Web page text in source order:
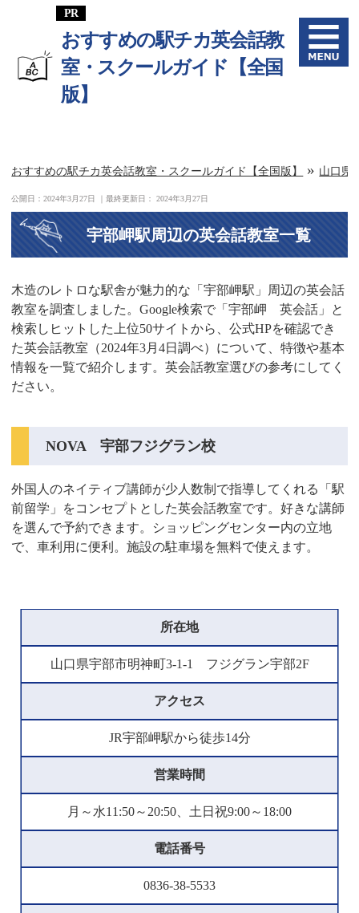
おすすめの駅チカ英会話教
室・スクールガイド【全国
版】
おすすめの駅チカ英会話教室・スクールガイド【全国版】 » 山口県
公開日：2024年3月27日 ｜最終更新日：2024年3月27日
宇部岬駅周辺の英会話教室一覧
木造のレトロな駅舎が魅力的な「宇部岬駅」周辺の英会話
教室を調査しました。Google検索で「宇部岬 英会話」と
検索しヒットした上位50サイトから、公式HPを確認でき
た英会話教室（2024年3月4日調べ）について、特徴や基本
情報を一覧で紹介します。英会話教室選びの参考にしてく
ださい。
NOVA 宇部フジグラン校
外国人のネイティブ講師が少人数制で指導してくれる「駅
前留学」をコンセプトとした英会話教室です。好きな講師
を選んで予約できます。ショッピングセンター内の立地
で、車利用に便利。施設の駐車場を無料で使えます。
所在地
山口県宇部市明神町3-1-1 フジグラン宇部2F
アクセス
JR宇部岬駅から徒歩14分
営業時間
月～水11:50～20:50、土日祝9:00～18:00
電話番号
0836-38-5533